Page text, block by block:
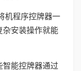
机程序控牌器一
杂安装操作就能
能控牌器通过